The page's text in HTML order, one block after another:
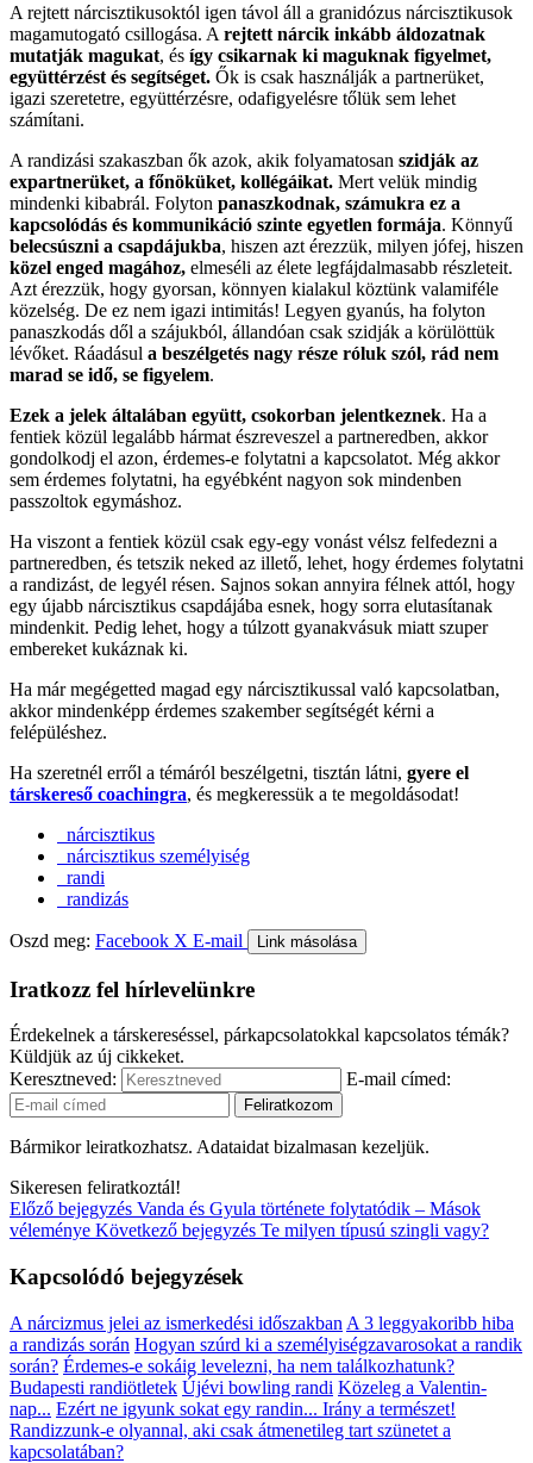
A rejtett nárcisztikusoktól igen távol áll a granidózus nárcisztikusok
magamutogató csillogása. A rejtett nárcik inkább áldozatnak
mutatják magukat, és így csikarnak ki maguknak figyelmet,
együttérzést és segítséget. Ők is csak használják a partnerüket,
igazi szeretetre, együttérzésre, odafigyelésre tőlük sem lehet
számítani.
A randizási szakaszban ők azok, akik folyamatosan szidják az
expartnerüket, a főnöküket, kollégáikat. Mert velük mindig
mindenki kibabrál. Folyton panaszkodnak, számukra ez a
kapcsolódás és kommunikáció szinte egyetlen formája. Könnyű
belecsúszni a csapdájukba, hiszen azt érezzük, milyen jófej, hiszen
közel enged magához, elmeséli az élete legfájdalmasabb részleteit.
Azt érezzük, hogy gyorsan, könnyen kialakul köztünk valamiféle
közelség. De ez nem igazi intimitás! Legyen gyanús, ha folyton
panaszkodás dől a szájukból, állandóan csak szidják a körülöttük
lévőket. Ráadásul a beszélgetés nagy része róluk szól, rád nem
marad se idő, se figyelem.
Ezek a jelek általában együtt, csokorban jelentkeznek. Ha a
fentiek közül legalább hármat észreveszel a partneredben, akkor
gondolkodj el azon, érdemes-e folytatni a kapcsolatot. Még akkor
sem érdemes folytatni, ha egyébként nagyon sok mindenben
passzoltok egymáshoz.
Ha viszont a fentiek közül csak egy-egy vonást vélsz felfedezni a
partneredben, és tetszik neked az illető, lehet, hogy érdemes folytatni
a randizást, de legyél résen. Sajnos sokan annyira félnek attól, hogy
egy újabb nárcisztikus csapdájába esnek, hogy sorra elutasítanak
mindenkit. Pedig lehet, hogy a túlzott gyanakvásuk miatt szuper
embereket kukáznak ki.
Ha már megégetted magad egy nárcisztikussal való kapcsolatban,
akkor mindenképp érdemes szakember segítségét kérni a
felépüléshez.
Ha szeretnél erről a témáról beszélgetni, tisztán látni, gyere el
társkereső coachingra, és megkeressük a te megoldásodat!
nárcisztikus
nárcisztikus személyiség
randi
randizás
Oszd meg: Facebook X E-mail Link másolása
Iratkozz fel hírlevelünkre
Érdekelnek a társkereséssel, párkapcsolatokkal kapcsolatos témák?
Küldjük az új cikkeket.
Keresztneved:
E-mail címed:
Bármikor leiratkozhatsz. Adataidat bizalmasan kezeljük.
Sikeresen feliratkoztál!
Előző bejegyzés Vanda és Gyula története folytatódik – Mások
véleménye Következő bejegyzés Te milyen típusú szingli vagy?
Kapcsolódó bejegyzések
A nárcizmus jelei az ismerkedési időszakban A 3 leggyakoribb hiba
a randizás során Hogyan szúrd ki a személyiségzavarosokat a randik
során? Érdemes-e sokáig levelezni, ha nem találkozhatunk?
Budapesti randiötletek Újévi bowling randi Közeleg a Valentin-
nap... Ezért ne igyunk sokat egy randin... Irány a természet!
Randizzunk-e olyannal, aki csak átmenetileg tart szünetet a
kapcsolatában?